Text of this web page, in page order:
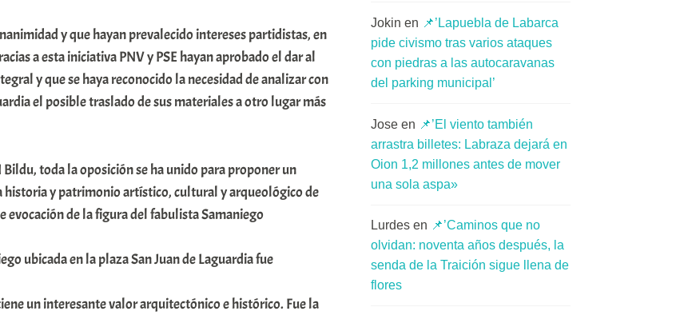
y que hayan prevalecido intereses partidistas, en
a esta iniciativa PNV y PSE hayan aprobado el dar al
y que se haya reconocido la necesidad de analizar con
el posible traslado de sus materiales a otro lugar más
toda la oposición se ha unido para proponer un
historia y patrimonio artístico, cultural y arqueológico de
evocación de la figura del fabulista Samaniego
ubicada en la plaza San Juan de Laguardia fue
un interesante valor arquitectónico e histórico. Fue la
Jokin en 📌’Lapuebla de Labarca
pide civismo tras varios ataques
con piedras a las autocaravanas
del parking municipal’
Jose en 📌’El viento también
arrastra billetes: Labraza dejará en
Oion 1,2 millones antes de mover
una sola aspa»
Lurdes en 📌’Caminos que no
olvidan: noventa años después, la
senda de la Traición sigue llena de
flores